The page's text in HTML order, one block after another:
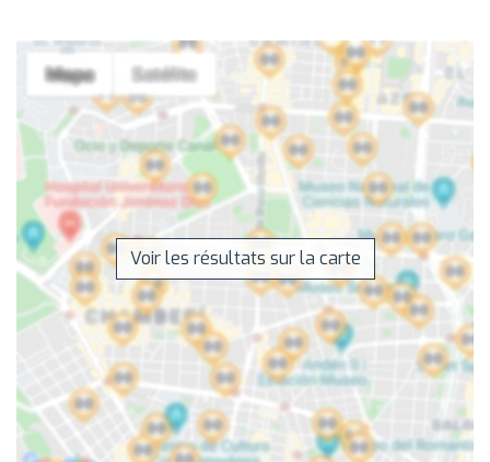
Voir les résultats sur la carte